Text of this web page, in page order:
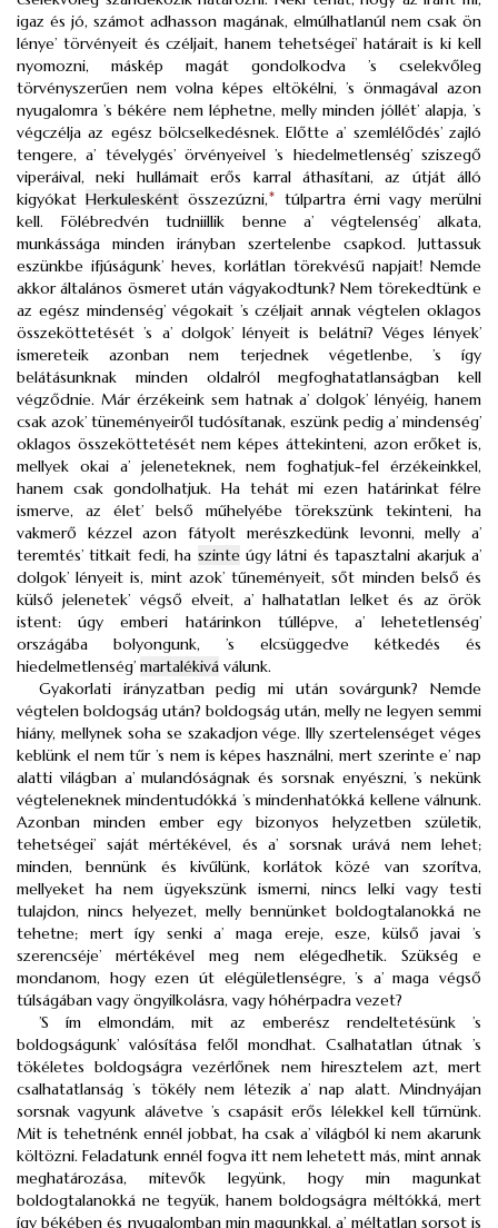
igaz és jó, számot adhasson magának, elmúlhatlanúl nem csak ön
lénye’ törvényeit és czéljait, hanem tehetségei’ határait is ki kell
nyomozni, máskép magát gondolkodva ’s cselekvőleg
törvényszerűen nem volna képes eltökélni, ’s önmagával azon
nyugalomra ’s békére nem léphetne, melly minden jóllét’ alapja, ’s
végczélja az egész bölcselkedésnek. Előtte a’ szemlélődés’ zajló
tengere, a’ tévelygés’ örvényeivel ’s hiedelmetlenség’ sziszegő
viperáival, neki hullámait erős karral áthasítani, az útját álló
kigyókat Herkuleskéntösszezúzni,*
túlpartra érni vagy merülni
kell. Fölébredvén tudniillik benne a’ végtelenség’ alkata,
munkássága minden irányban szertelenbe csapkod. Juttassuk
eszünkbe ifjúságunk’ heves, korlátlan törekvésű napjait! Nemde
akkor általános ösmeret után vágyakodtunk? Nem törekedtünk e
az egész mindenség’ végokait ’s czéljait annak végtelen oklagos
összeköttetését ’s a’ dolgok’ lényeit is belátni? Véges lények’
ismereteik azonban nem terjednek végetlenbe, ’s így
belátásunknak minden oldalról megfoghatatlanságban kell
végződnie. Már érzékeink sem hatnak a’ dolgok’ lényéig, hanem
csak azok’ tüneményeiről tudósítanak, eszünk pedig a’ mindenség’
oklagos összeköttetését nem képes áttekinteni, azon erőket is,
mellyek okai a’ jeleneteknek, nem foghatjuk-fel érzékeinkkel,
hanem csak gondolhatjuk. Ha tehát mi ezen határinkat félre
ismerve, az élet’ belső műhelyébe törekszünk tekinteni, ha
vakmerő kézzel azon fátyolt merészkedünk levonni, melly a’
teremtés’ titkait fedi, ha szinteúgy látni és tapasztalni akarjuk a’
dolgok’ lényeit is, mint azok’ tűneményeit, sőt minden belső és
külső jelenetek’ végső elveit, a’ halhatatlan lelket és az örök
istent: úgy emberi határinkon túllépve, a’ lehetetlenség’
országába bolyongunk, ’s elcsüggedve kétkedés és
hiedelmetlenség’ martalékivá válunk.
Gyakorlati irányzatban pedig mi után sovárgunk? Nemde
végtelen boldogság után? boldogság után, melly ne legyen semmi
hiány, mellynek soha se szakadjon vége. Illy szertelenséget véges
keblünk el nem tűr ’s nem is képes használni, mert szerinte e’ nap
alatti világban a’ mulandóságnak és sorsnak enyészni, ’s nekünk
végteleneknek mindentudókká ’s mindenhatókká kellene válnunk.
Azonban minden ember egy bizonyos helyzetben születik,
tehetségei’ saját mértékével, és a’ sorsnak urává nem lehet;
minden, bennünk és kivűlünk, korlátok közé van szorítva,
mellyeket ha nem ügyekszünk ismerni, nincs lelki vagy testi
tulajdon, nincs helyezet, melly bennünket boldogtalanokká ne
tehetne; mert így senki a’ maga ereje, esze, külső javai ’s
szerencséje’ mértékével meg nem elégedhetik. Szükség e
mondanom, hogy ezen út elégületlenségre, ’s a’ maga végső
túlságában vagy öngyilkolásra, vagy hóhérpadra vezet?
’S ím elmondám, mit az emberész rendeltetésünk ’s
boldogságunk’ valósítása felől mondhat. Csalhatatlan útnak ’s
tökéletes boldogságra vezérlőnek nem hiresztelem azt, mert
csalhatatlanság ’s tökély nem létezik a’ nap alatt. Mindnyájan
sorsnak vagyunk alávetve ’s csapásit erős lélekkel kell tűrnünk.
Mit is tehetnénk ennél jobbat, ha csak a’ világból ki nem akarunk
költözni. Feladatunk ennél fogva itt nem lehetett más, mint annak
meghatározása, mitevők legyünk, hogy min magunkat
boldogtalanokká ne tegyük, hanem boldogságra méltókká, mert
így békében és nyugalomban min magunkkal, a’ méltatlan sorsot is